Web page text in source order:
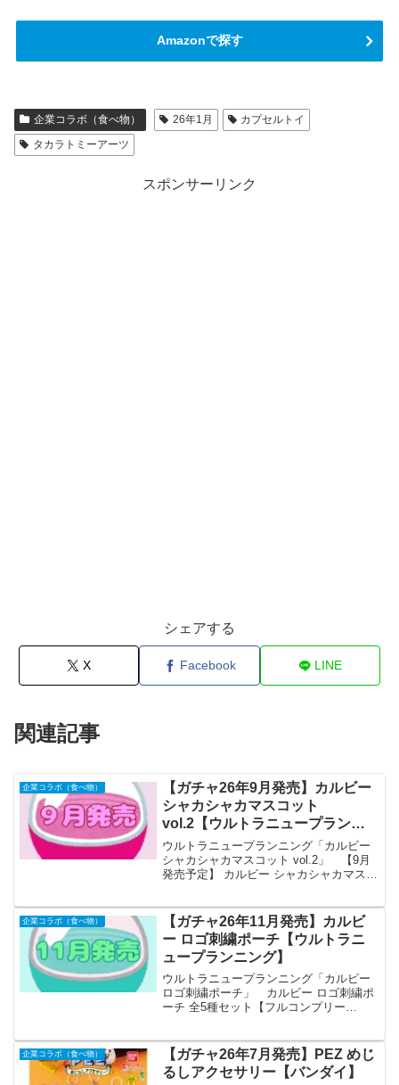
Amazonで探す
企業コラボ（食べ物） 26年1月
カプセルトイ
タカラトミーアーツ
スポンサーリンク
シェアする
X Facebook LINE
関連記事
企業コラボ（食べ物）
【ガチャ26年9月発売】カルビー
シャカシャカマスコット
vol.2【ウルトラニュープランニ
ング】
ウルトラニュープランニング「カルビー
シャカシャカマスコット vol.2」 【9月
発売予定】 カルビー シャカシャカマスコ
第2弾が全国のカプセルトイ売り場...
企業コラボ（食べ物）
【ガチャ26年11月発売】カルビ
ー ロゴ刺繍ポーチ【ウルトラニ
ュープランニング】
ウルトラニュープランニング「カルビー
ロゴ刺繍ポーチ」 カルビー ロゴ刺繍ポ
ーチ 全5種セット【フルコンプリー
売り場から発売されます。 大きく開く
口で使いやすい...
企業コラボ（食べ物）
【ガチャ26年7月発売】PEZ めじ
るしアクセサリー【バンダイ】